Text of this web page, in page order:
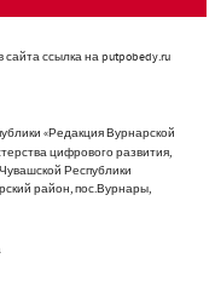
ссылка на putpobedy.ru
«Редакция Вурнарской
цифрового развития,
Республики
район, пос.Вурнары,